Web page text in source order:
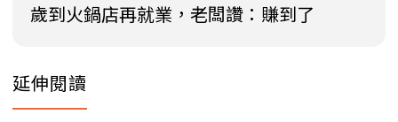
歲到火鍋店再就業，老闆讚：賺到了
延伸閱讀